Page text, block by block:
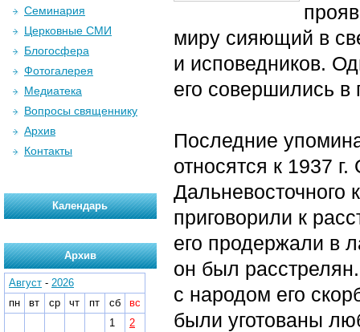
миру сияющий в
и исповедников.
его совершились
Последние
относятся к 1937
Дальневосточного
приговорили к
его продержали в
он был
с народом его
были уготованы
Семинария
Церковные СМИ
Блогосфера
Фотогалерея
Медиатека
Вопросы священнику
Архив
Контакты
Календарь
Архив
Август - 2026
пн
вт ср чт пт сб
вс
1
2